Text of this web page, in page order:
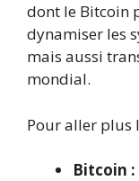
dont le Bitcoin
dynamiser les
mais aussi
mondial.
Pour aller plus
Bitcoin